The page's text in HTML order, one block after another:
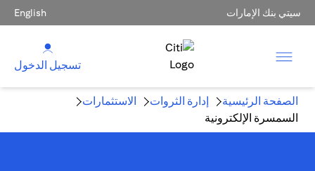
سيتي بنك الإمارات English
تسجيل الدخول
الصفحة الرئيسية إدارة الثروات
الاستثمارات
السمسرة الإلكترونية